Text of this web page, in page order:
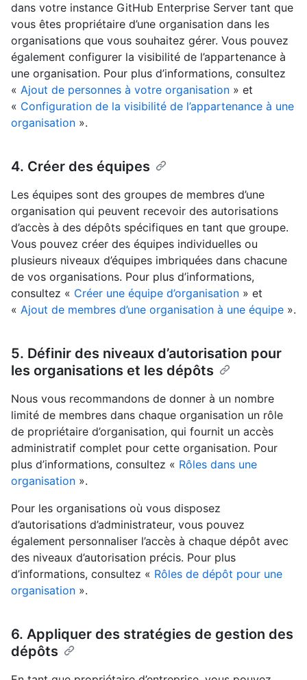
dans votre instance GitHub Enterprise Server tant que
vous êtes propriétaire d’une organisation dans les
organisations que vous souhaitez gérer. Vous pouvez
également configurer la visibilité de l’appartenance à
une organisation. Pour plus d’informations, consultez
« Ajout de personnes à votre organisation » et
« Configuration de la visibilité de l’appartenance à une
organisation ».
4. Créer des équipes
Les équipes sont des groupes de membres d’une
organisation qui peuvent recevoir des autorisations
d’accès à des dépôts spécifiques en tant que groupe.
Vous pouvez créer des équipes individuelles ou
plusieurs niveaux d’équipes imbriquées dans chacune
de vos organisations. Pour plus d’informations,
consultez « Créer une équipe d’organisation » et
« Ajout de membres d’une organisation à une équipe ».
5. Définir des niveaux d’autorisation pour
les organisations et les dépôts
Nous vous recommandons de donner à un nombre
limité de membres dans chaque organisation un rôle
de propriétaire d’organisation, qui fournit un accès
administratif complet pour cette organisation. Pour
plus d’informations, consultez « Rôles dans une
organisation ».
Pour les organisations où vous disposez
d’autorisations d’administrateur, vous pouvez
également personnaliser l’accès à chaque dépôt avec
des niveaux d’autorisation précis. Pour plus
d’informations, consultez « Rôles de dépôt pour une
organisation ».
6. Appliquer des stratégies de gestion des
dépôts